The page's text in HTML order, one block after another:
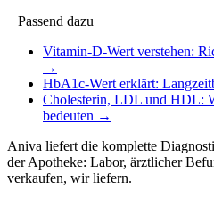
Passend dazu
Vitamin-D-Wert verstehen:
→
HbA1c-Wert erklärt:
Cholesterin, LDL und HDL:
bedeuten →
Aniva liefert die komplette
der Apotheke: Labor, ärztlicher
verkaufen, wir liefern.